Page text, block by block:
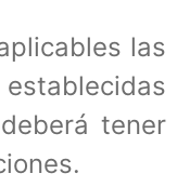
las
tener